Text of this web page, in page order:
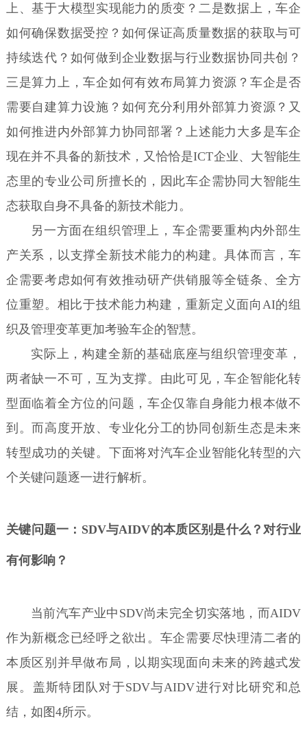
上、基于大模型实现能力的质变？二是数据上，车企
如何确保数据受控？如何保证高质量数据的获取与可
持续迭代？如何做到企业数据与行业数据协同共创？
三是算力上，车企如何有效布局算力资源？车企是否
需要自建算力设施？如何充分利用外部算力资源？又
如何推进内外部算力协同部署？上述能力大多是车企
现在并不具备的新技术，又恰恰是ICT企业、大智能生
态里的专业公司所擅长的，因此车企需协同大智能生
态获取自身不具备的新技术能力。
另一方面在组织管理上，车企需要重构内外部生
产关系，以支撑全新技术能力的构建。具体而言，车
企需要考虑如何有效推动研产供销服等全链条、全方
位重塑。相比于技术能力构建，重新定义面向AI的组
织及管理变革更加考验车企的智慧。
实际上，构建全新的基础底座与组织管理变革，
两者缺一不可，互为支撑。由此可见，车企智能化转
型面临着全方位的问题，车企仅靠自身能力根本做不
到。而高度开放、专业化分工的协同创新生态是未来
转型成功的关键。下面将对汽车企业智能化转型的六
个关键问题逐一进行解析。
关键问题一：SDV与AIDV的本质区别是什么？对行业
有何影响？
当前汽车产业中SDV尚未完全切实落地，而AIDV
作为新概念已经呼之欲出。车企需要尽快理清二者的
本质区别并早做布局，以期实现面向未来的跨越式发
展。盖斯特团队对于SDV与AIDV进行对比研究和总
结，如图4所示。